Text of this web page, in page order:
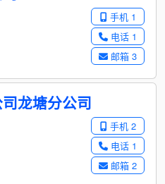
手机 1
电话 1
邮箱 3
龙塘分公司
手机 2
电话 1
邮箱 2